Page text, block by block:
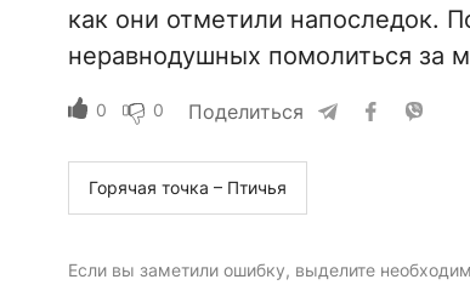
как они отметили напоследок.
неравнодушных помолиться за
0 0 Поделиться
Горячая точка – Птичья
Если вы заметили ошибку, выделите